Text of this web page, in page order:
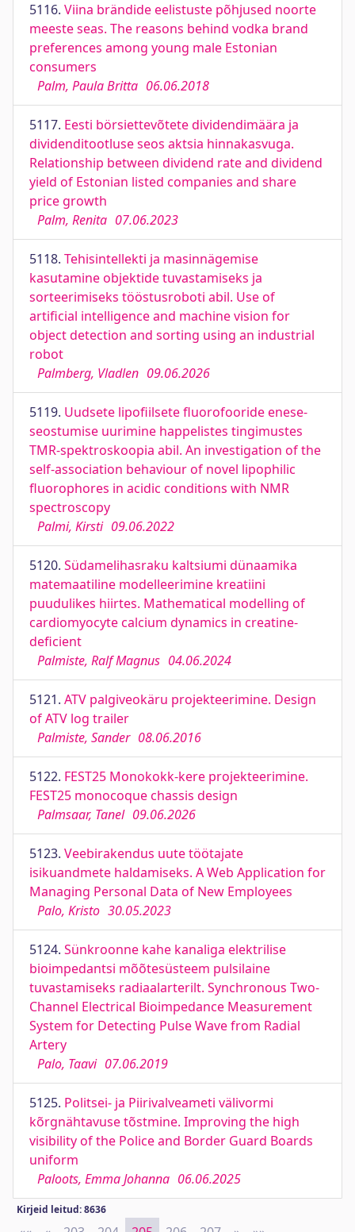
5116. Viina brändide eelistuste põhjused noorte
meeste seas. The reasons behind vodka brand
preferences among young male Estonian
consumers
Palm, Paula Britta 06.06.2018
5117. Eesti börsiettevõtete dividendimäära ja
dividenditootluse seos aktsia hinnakasvuga.
Relationship between dividend rate and dividend
yield of Estonian listed companies and share
price growth
Palm, Renita 07.06.2023
5118. Tehisintellekti ja masinnägemise
kasutamine objektide tuvastamiseks ja
sorteerimiseks tööstusroboti abil. Use of
artificial intelligence and machine vision for
object detection and sorting using an industrial
robot
Palmberg, Vladlen 09.06.2026
5119. Uudsete lipofiilsete fluorofooride enese-
seostumise uurimine happelistes tingimustes
TMR-spektroskoopia abil. An investigation of the
self-association behaviour of novel lipophilic
fluorophores in acidic conditions with NMR
spectroscopy
Palmi, Kirsti 09.06.2022
5120. Südamelihasraku kaltsiumi dünaamika
matemaatiline modelleerimine kreatiini
puudulikes hiirtes. Mathematical modelling of
cardiomyocyte calcium dynamics in creatine-
deficient
Palmiste, Ralf Magnus 04.06.2024
5121. ATV palgiveokäru projekteerimine. Design
of ATV log trailer
Palmiste, Sander 08.06.2016
5122. FEST25 Monokokk-kere projekteerimine.
FEST25 monocoque chassis design
Palmsaar, Tanel 09.06.2026
5123. Veebirakendus uute töötajate
isikuandmete haldamiseks. A Web Application for
Managing Personal Data of New Employees
Palo, Kristo 30.05.2023
5124. Sünkroonne kahe kanaliga elektrilise
bioimpedantsi mõõtesüsteem pulsilaine
tuvastamiseks radiaalarterilt. Synchronous Two-
Channel Electrical Bioimpedance Measurement
System for Detecting Pulse Wave from Radial
Artery
Palo, Taavi 07.06.2019
5125. Politsei- ja Piirivalveameti välivormi
kõrgnähtavuse tõstmine. Improving the high
visibility of the Police and Border Guard Boards
uniform
Paloots, Emma Johanna 06.06.2025
Kirjeid leitud: 8636